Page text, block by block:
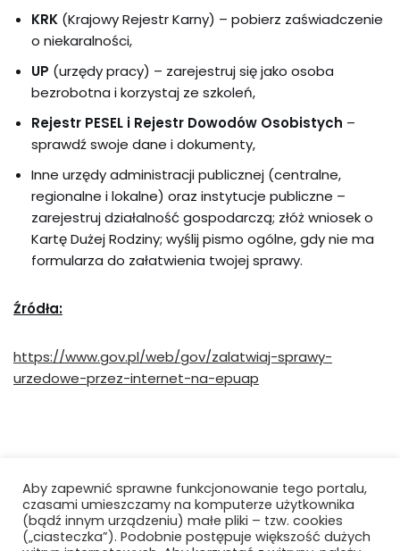
KRK (Krajowy Rejestr Karny) – pobierz zaświadczenie
o niekaralności,
UP (urzędy pracy) – zarejestruj się jako osoba
bezrobotna i korzystaj ze szkoleń,
Rejestr PESEL i Rejestr Dowodów Osobistych –
sprawdź swoje dane i dokumenty,
Inne urzędy administracji publicznej (centralne,
regionalne i lokalne) oraz instytucje publiczne –
zarejestruj działalność gospodarczą; złóż wniosek o
Kartę Dużej Rodziny; wyślij pismo ogólne, gdy nie ma
formularza do załatwienia twojej sprawy.
Źródła:
https://www.gov.pl/web/gov/zalatwiaj-sprawy-
urzedowe-przez-internet-na-epuap
Copyright by Rudzkie Konto Pomocy
Aby zapewnić sprawne funkcjonowanie tego portalu,
czasami umieszczamy na komputerze użytkownika
(bądź innym urządzeniu) małe pliki – tzw. cookies
(„ciasteczka”). Podobnie postępuje większość dużych